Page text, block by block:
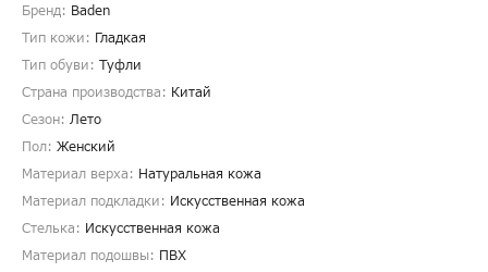
Бренд: Baden
Тип кожи: Гладкая
Тип обуви: Туфли
Страна производства: Китай
Сезон: Лето
Пол: Женский
Материал верха: Натуральная кожа
Материал подкладки: Искусственная кожа
Стелька: Искусственная кожа
Материал подошвы: ПВХ